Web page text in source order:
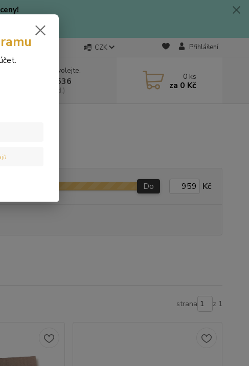
CZK Přihlášení
Nevíte si rady? Zavolejte.
+420 703 333 536
(Po-Pá, 9-15:30 hod.)
0 ks
za 0 Kč
Do Kč
strana z 1
.